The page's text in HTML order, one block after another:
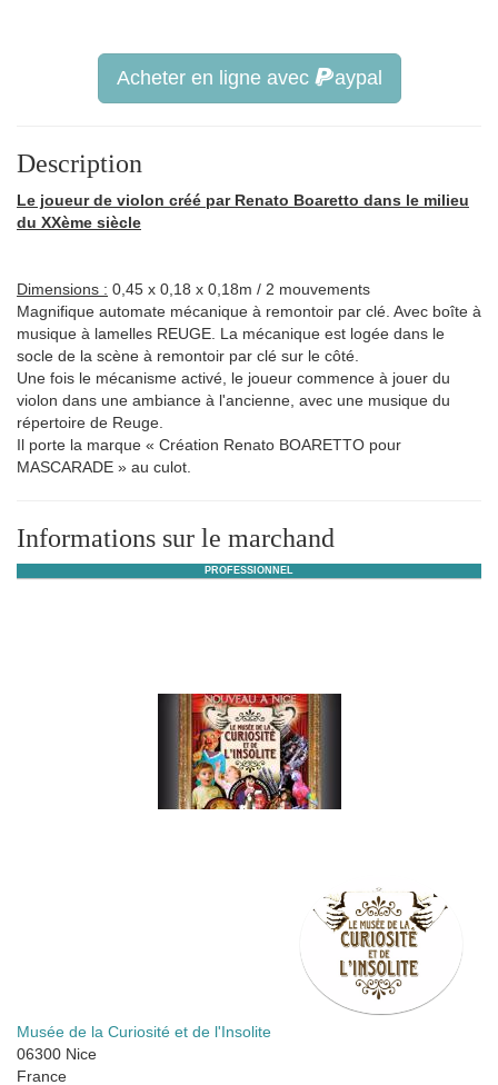
Acheter en ligne avec aypal
Description
Le joueur de violon créé par Renato Boaretto dans le milieu
du XXème siècle
Dimensions : 0,45 x 0,18 x 0,18m / 2 mouvements
Magnifique automate mécanique à remontoir par clé. Avec boîte à
musique à lamelles REUGE. La mécanique est logée dans le
socle de la scène à remontoir par clé sur le côté.
Une fois le mécanisme activé, le joueur commence à jouer du
violon dans une ambiance à l'ancienne, avec une musique du
répertoire de Reuge.
Il porte la marque « Création Renato BOARETTO pour
MASCARADE » au culot.
Informations sur le marchand
PROFESSIONNEL
Musée de la Curiosité et de l'Insolite
06300 Nice
France